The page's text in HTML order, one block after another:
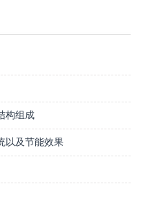
构组成
以及节能效果